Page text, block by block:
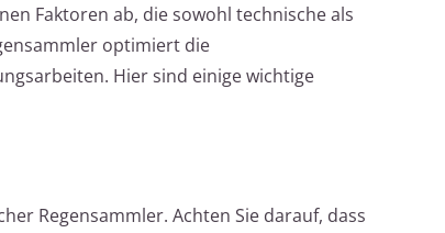
Faktoren ab, die sowohl technische als
optimiert die
Hier sind einige wichtige
Regensammler. Achten Sie darauf, dass